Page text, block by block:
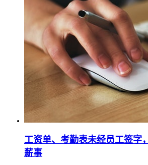
工资单、考勤表未经员工签字
薪事